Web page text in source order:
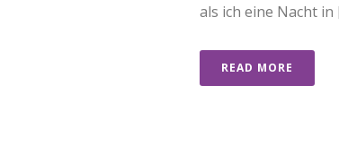
als ich eine Nacht in
READ MORE